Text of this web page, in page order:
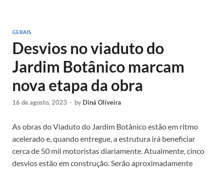
GERAIS
Desvios no viaduto do
Jardim Botânico marcam
nova etapa da obra
16 de agosto, 2023 - by Diná Oliveira
As obras do Viaduto do Jardim Botânico estão em ritmo
acelerado e, quando entregue, a estrutura irá beneficiar
cerca de 50 mil motoristas diariamente. Atualmente, cinco
desvios estão em construção. Serão aproximadamente